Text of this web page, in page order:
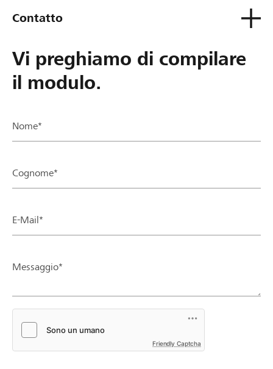
Contatto
Vi preghiamo di compilare
il modulo.
Nome*
Cognome*
E-Mail*
Messaggio*
Friendly Captcha